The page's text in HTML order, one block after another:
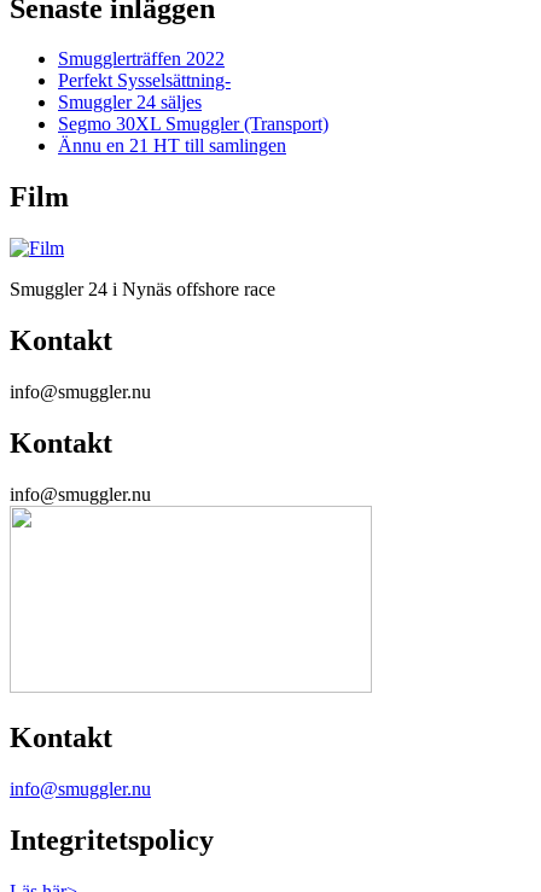
Senaste inläggen
Smugglerträffen 2022
Perfekt Sysselsättning-
Smuggler 24 säljes
Segmo 30XL Smuggler (Transport)
Ännu en 21 HT till samlingen
Film
Smuggler 24 i Nynäs offshore race
Kontakt
info@smuggler.nu
Kontakt
info@smuggler.nu
Kontakt
info@smuggler.nu
Integritetspolicy